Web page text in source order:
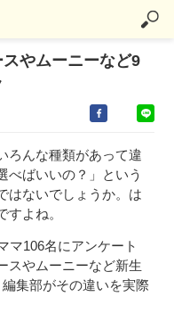
スやムーニーなど9
ろんな種類があって違
べばいいの？」という
はないでしょうか。は
すよね。
マ106名にアンケート
スやムーニーなど新生
集部がその違いを実際